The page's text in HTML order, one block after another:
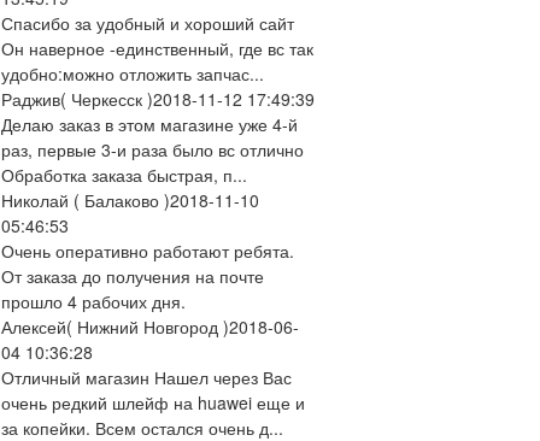
Спасибо за удобный и хороший сайт
Он наверное -единственный, где вс так
удобно:можно отложить запчас...
Раджив( Черкесск )2018-11-12 17:49:39
Делаю заказ в этом магазине уже 4-й
раз, первые 3-и раза было вс отлично
Обработка заказа быстрая, п...
Николай ( Балаково )2018-11-10
05:46:53
Очень оперативно работают ребята.
От заказа до получения на почте
прошло 4 рабочих дня.
Алексей( Нижний Новгород )2018-06-
04 10:36:28
Отличный магазин Нашел через Вас
очень редкий шлейф на huawei еще и
за копейки. Всем остался очень д...